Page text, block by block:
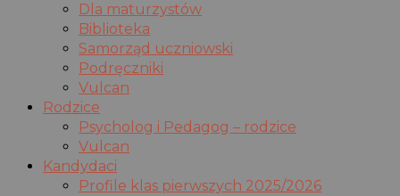
Dla maturzystów
Biblioteka
Samorząd uczniowski
Podręczniki
Vulcan
Rodzice
Psycholog i Pedagog – rodzice
Vulcan
Kandydaci
Profile klas pierwszych 2025/2026